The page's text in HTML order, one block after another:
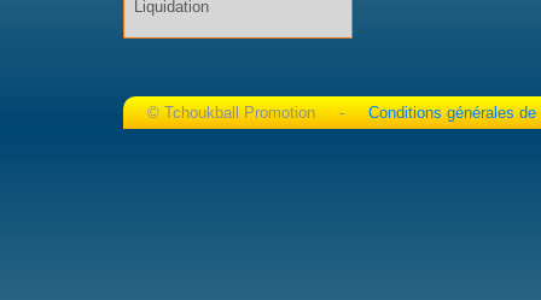
Liquidation
© Tchoukball Promotion - Conditions générales de